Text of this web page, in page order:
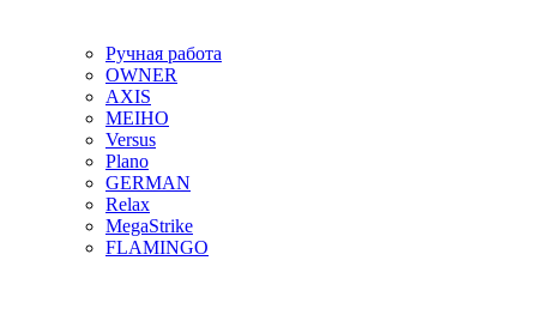
Ручная работа
OWNER
AXIS
MEIHO
Versus
Plano
GERMAN
Relax
MegaStrike
FLAMINGO